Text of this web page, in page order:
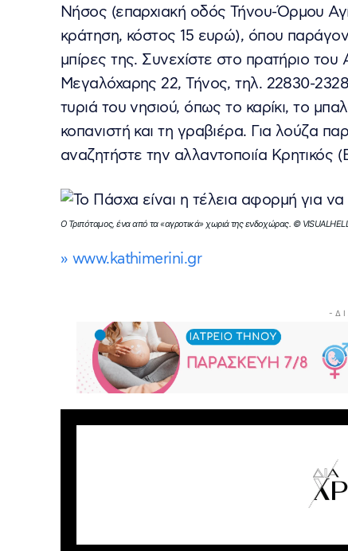
Νήσος (επαρχιακή οδός Τήνου-Όρμου
κράτηση, κόστος 15 ευρώ), όπου
μπίρες της. Συνεχίστε στο πρατήριο
Μεγαλόχαρης 22, Τήνος, τηλ. 22830-
τυριά του νησιού, όπως το καρίκι, το
κοπανιστή και τη γραβιέρα. Για λούζα
αναζητήστε την αλλαντοποιία Κρητικός
Ο Τριπόταμος, ένα από τα «αγροτικά» χωριά της ενδοχώρας. ©
» www.kathimerini.gr
- Δ